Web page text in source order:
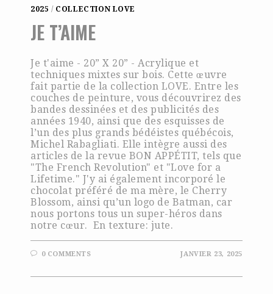
2025 / COLLECTION LOVE
JE T’AIME
Je t'aime - 20” X 20” - Acrylique et
techniques mixtes sur bois. Cette œuvre
fait partie de la collection LOVE. Entre les
couches de peinture, vous découvrirez des
bandes dessinées et des publicités des
années 1940, ainsi que des esquisses de
l’un des plus grands bédéistes québécois,
Michel Rabagliati. Elle intègre aussi des
articles de la revue BON APPÉTIT, tels que
"The French Revolution" et "Love for a
Lifetime." J'y ai également incorporé le
chocolat préféré de ma mère, le Cherry
Blossom, ainsi qu’un logo de Batman, car
nous portons tous un super-héros dans
notre cœur. En texture: jute.
0 COMMENTS JANVIER 23, 2025